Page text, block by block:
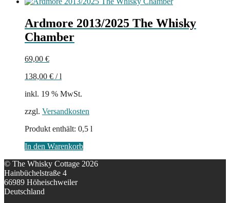
Ardmore 2013/2025 The Whisky
Chamber
69,00 €
138,00 € /l
inkl. 19 % MwSt.
zzgl. Versandkosten
Produkt enthält: 0,5 l
In den Warenkorb
© The Whisky Cottage 2026
Hainbüchelstraße 4
66989 Höheischweiler
Deutschland